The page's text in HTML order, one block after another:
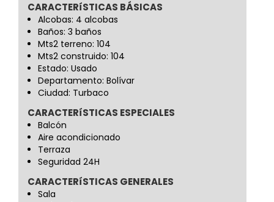
CARACTERíSTICAS BÁSICAS
Alcobas: 4 alcobas
Baños: 3 baños
Mts2 terreno: 104
Mts2 construido: 104
Estado: Usado
Departamento: Bolívar
Ciudad: Turbaco
CARACTERíSTICAS ESPECIALES
Balcón
Aire acondicionado
Terraza
Seguridad 24H
CARACTERíSTICAS GENERALES
Sala